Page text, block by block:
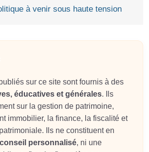
à venir sous haute tension
sur ce site sont fournis à des
éducatives et générales. Ils
sur la gestion de patrimoine,
immobilier, la finance, la fiscalité et
Ils ne constituent en
personnalisé, ni une